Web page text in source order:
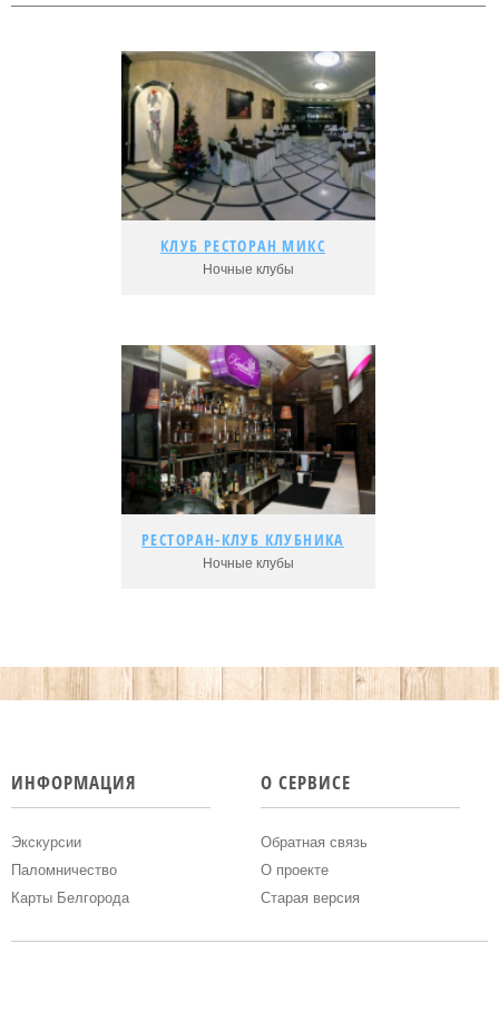
КЛУБ РЕСТОРАН МИКС
Ночные клубы
КЛУБ РЕСТОРАН МИКС
Подробнее...
Адрес:
Рейтинг:
РЕСТОРАН-КЛУБ КЛУБНИКА
Ночные клубы
РЕСТОРАН-КЛУБ КЛУБНИКА
Подробнее...
ИНФОРМАЦИЯ
Экскурсии
Паломничество
Карты Белгорода
О СЕРВИСЕ
Обратная связь
О проекте
Старая версия